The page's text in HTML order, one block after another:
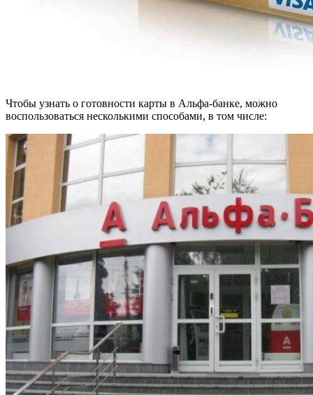
Чтобы узнать о готовности карты в Альфа-банке, можно
воспользоваться несколькими способами, в том числе: